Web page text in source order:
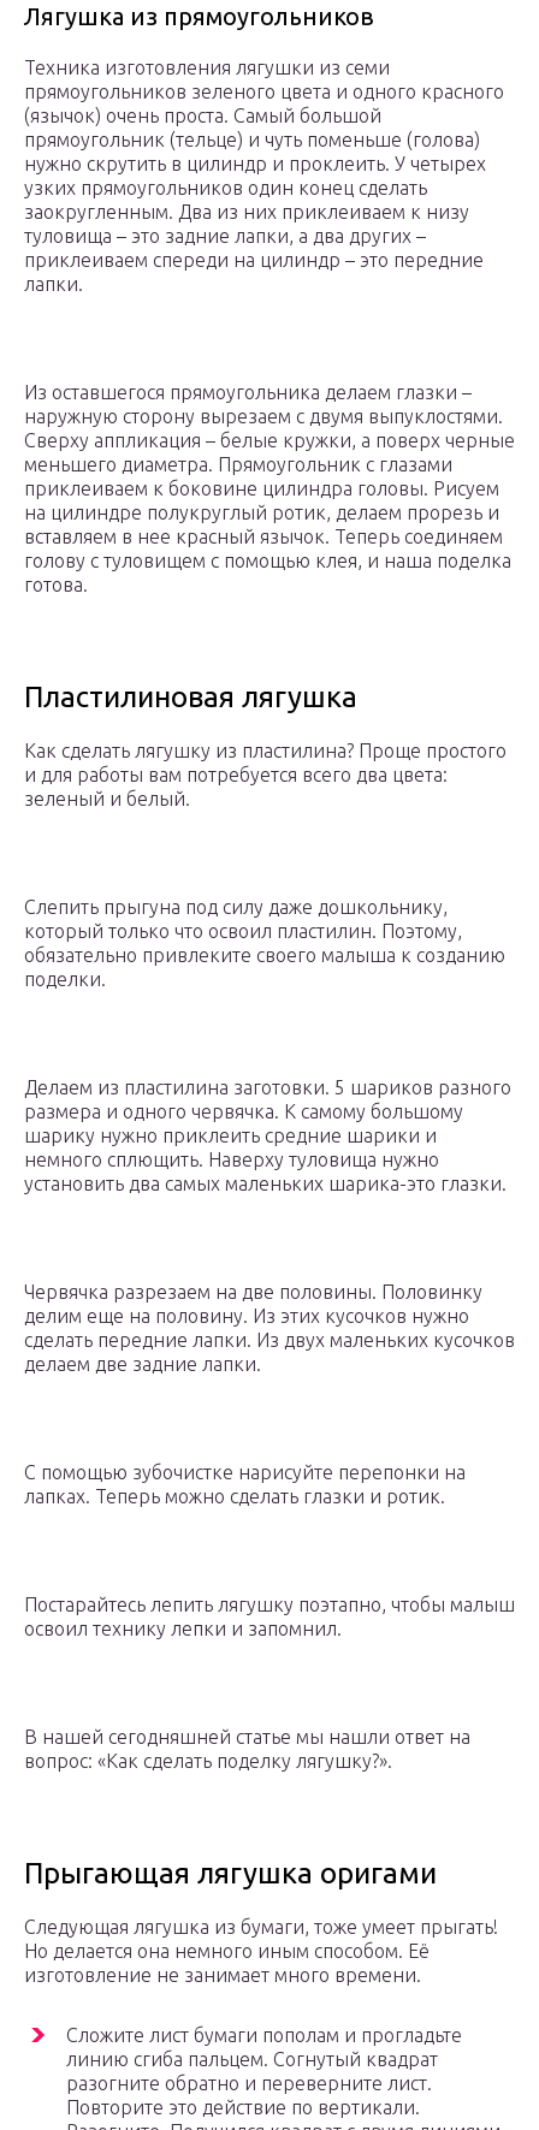
Лягушка из прямоугольников
Техника изготовления лягушки из семи
прямоугольников зеленого цвета и одного красного
(язычок) очень проста. Самый большой
прямоугольник (тельце) и чуть поменьше (голова)
нужно скрутить в цилиндр и проклеить. У четырех
узких прямоугольников один конец сделать
заокругленным. Два из них приклеиваем к низу
туловища – это задние лапки, а два других –
приклеиваем спереди на цилиндр – это передние
лапки.
Из оставшегося прямоугольника делаем глазки –
наружную сторону вырезаем с двумя выпуклостями.
Сверху аппликация – белые кружки, а поверх черные
меньшего диаметра. Прямоугольник с глазами
приклеиваем к боковине цилиндра головы. Рисуем
на цилиндре полукруглый ротик, делаем прорезь и
вставляем в нее красный язычок. Теперь соединяем
голову с туловищем с помощью клея, и наша поделка
готова.
Пластилиновая лягушка
Как сделать лягушку из пластилина? Проще простого
и для работы вам потребуется всего два цвета:
зеленый и белый.
Слепить прыгуна под силу даже дошкольнику,
который только что освоил пластилин. Поэтому,
обязательно привлеките своего малыша к созданию
поделки.
Делаем из пластилина заготовки. 5 шариков разного
размера и одного червячка. К самому большому
шарику нужно приклеить средние шарики и
немного сплющить. Наверху туловища нужно
установить два самых маленьких шарика-это глазки.
Червячка разрезаем на две половины. Половинку
делим еще на половину. Из этих кусочков нужно
сделать передние лапки. Из двух маленьких кусочков
делаем две задние лапки.
С помощью зубочистке нарисуйте перепонки на
лапках. Теперь можно сделать глазки и ротик.
Постарайтесь лепить лягушку поэтапно, чтобы малыш
освоил технику лепки и запомнил.
В нашей сегодняшней статье мы нашли ответ на
вопрос: «Как сделать поделку лягушку?».
Прыгающая лягушка оригами
Следующая лягушка из бумаги, тоже умеет прыгать!
Но делается она немного иным способом. Её
изготовление не занимает много времени.
Сложите лист бумаги пополам и прогладьте
линию сгиба пальцем. Согнутый квадрат
разогните обратно и переверните лист.
Повторите это действие по вертикали.